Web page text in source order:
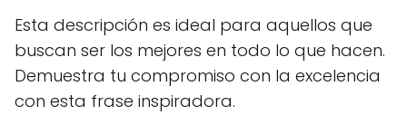
Esta descripción es ideal para aquellos que
buscan ser los mejores en todo lo que hacen.
Demuestra tu compromiso con la excelencia
con esta frase inspiradora.